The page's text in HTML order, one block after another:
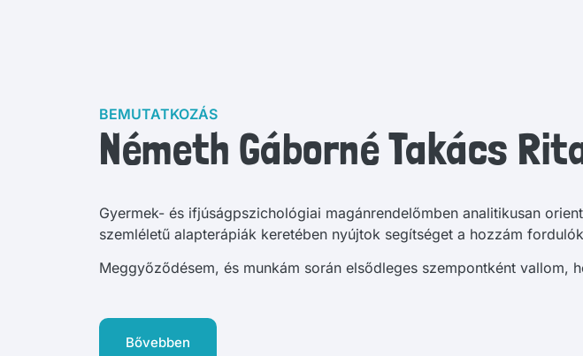
BEMUTATKOZÁS
Németh Gáborné Takács
Gyermek- és ifjúságpszichológiai magánrendelőmben analitikusan
szemléletű alapterápiák keretében nyújtok segítséget a hozzám
Meggyőződésem, és munkám során elsődleges szempontként vallom,
Bővebben